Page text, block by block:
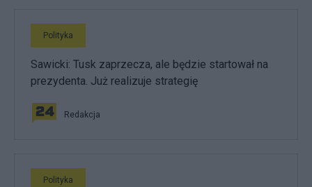
Polityka
Sawicki: Tusk zaprzecza, ale będzie startował na
prezydenta. Już realizuje strategię
Redakcja
Polityka